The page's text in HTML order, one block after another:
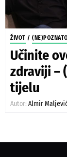
ŽIVOT /
Učinite
zdraviji –
tijelu
Autor: Almir